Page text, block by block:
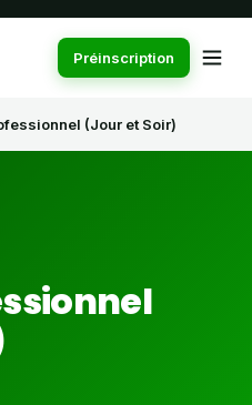
Préinscription
(Jour et Soir)